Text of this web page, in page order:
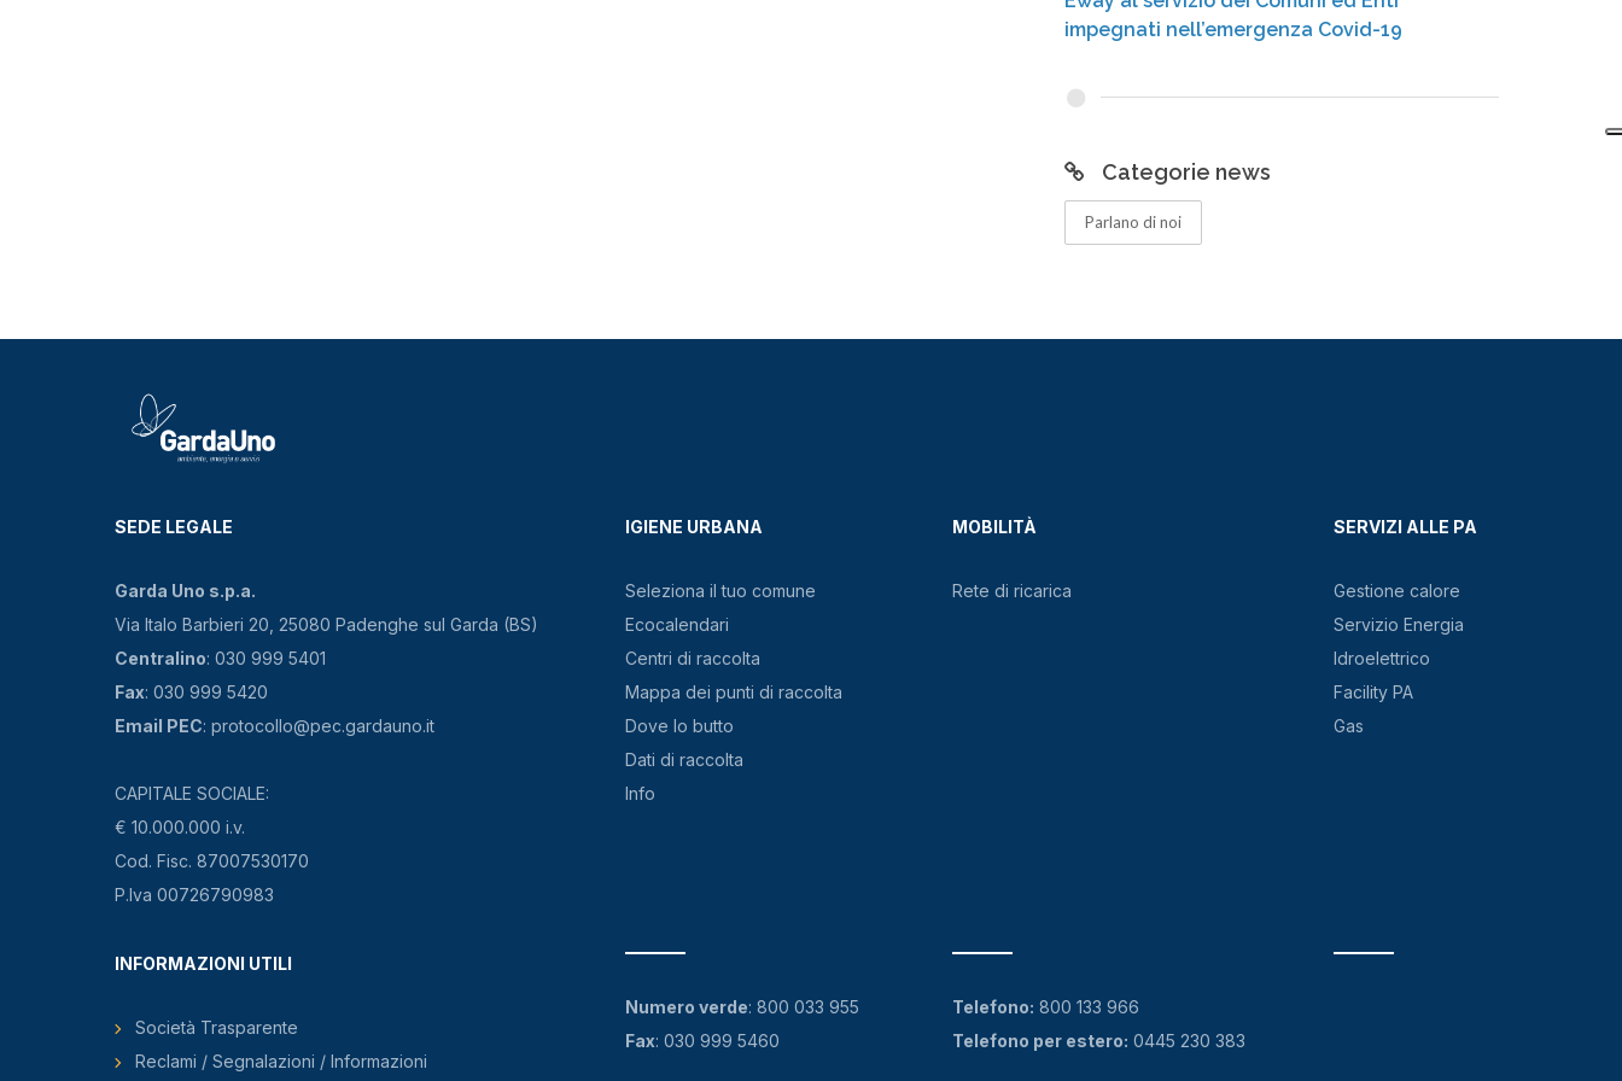
impegnati nell’emergenza Covid-19
Categorie news
Parlano di noi
SEDE LEGALE
Garda Uno s.p.a.
Via Italo Barbieri 20, 25080 Padenghe sul Garda (BS)
Centralino: 030 999 5401
Fax: 030 999 5420
Email PEC: protocollo@pec.gardauno.it
CAPITALE SOCIALE:
€ 10.000.000 i.v.
Cod. Fisc. 87007530170
P.Iva 00726790983
IGIENE URBANA
Seleziona il tuo comune
Ecocalendari
Centri di raccolta
Mappa dei punti di raccolta
Dove lo butto
Dati di raccolta
Info
MOBILITÀ
Rete di ricarica
SERVIZI ALLE PA
Gestione calore
Servizio Energia
Idroelettrico
Facility PA
Gas
INFORMAZIONI UTILI
Società Trasparente
Reclami / Segnalazioni / Informazioni
Numero verde:800 033 955
Fax: 030 999 5460
Telefono: 800 133 966
Telefono per estero: 0445 230 383